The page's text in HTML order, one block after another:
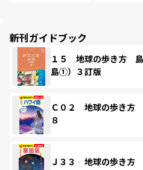
新刊ガイドブック
１５ 地球の歩き方
島①）３訂版
Ｃ０２ 地球の歩き方
８
Ｊ３３ 地球の歩き方